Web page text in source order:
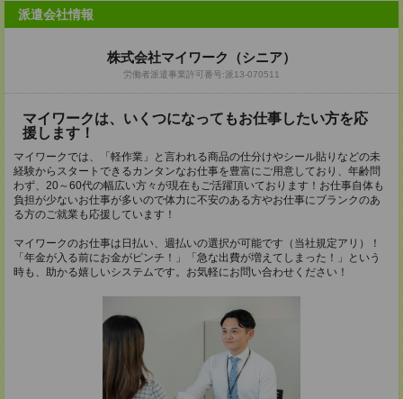
派遣会社情報
株式会社マイワーク（シニア）
労働者派遣事業許可番号:派13-070511
マイワークは、いくつになってもお仕事したい方を応
援します！
マイワークでは、「軽作業」と言われる商品の仕分けやシール貼りなどの未
経験からスタートできるカンタンなお仕事を豊富にご用意しており、年齢問
わず、20～60代の幅広い方々が現在もご活躍頂いております！お仕事自体も
負担が少ないお仕事が多いので体力に不安のある方やお仕事にブランクのあ
る方のご就業も応援しています！
マイワークのお仕事は日払い、週払いの選択が可能です（当社規定アリ）！
「年金が入る前にお金がピンチ！」「急な出費が増えてしまった！」という
時も、助かる嬉しいシステムです。お気軽にお問い合わせください！